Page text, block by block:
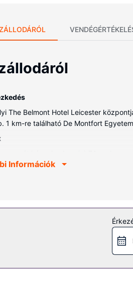
The Belmont Hotel Leicester
1 km-re található De Montfort
intézheti, hiszen a szobákban
ellazuljon és kikapcsoljon,
szolgáltatásokat és
érhetők el: ingyenes
étkezést is biztosít. Kóstolj bele a
Információk